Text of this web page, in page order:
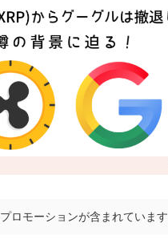
ロモーションが含まれています